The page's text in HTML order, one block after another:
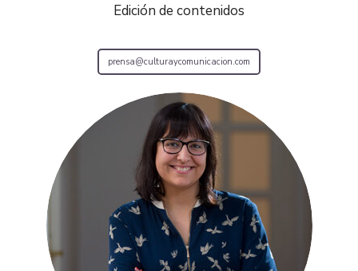
Edición de contenidos
prensa@culturaycomunicacion.com